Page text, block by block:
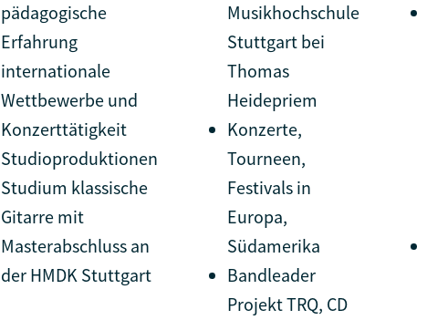
pädagogische
Erfahrung
internationale
Wettbewerbe und
Konzerttätigkeit
Studioproduktionen
Studium klassische
Gitarre mit
Masterabschluss an
der HMDK Stuttgart
Musikhochschule
Stuttgart bei
Thomas
Heidepriem
Konzerte,
Tourneen,
Festivals in
Europa,
Südamerika
Bandleader
Projekt TRQ, CD